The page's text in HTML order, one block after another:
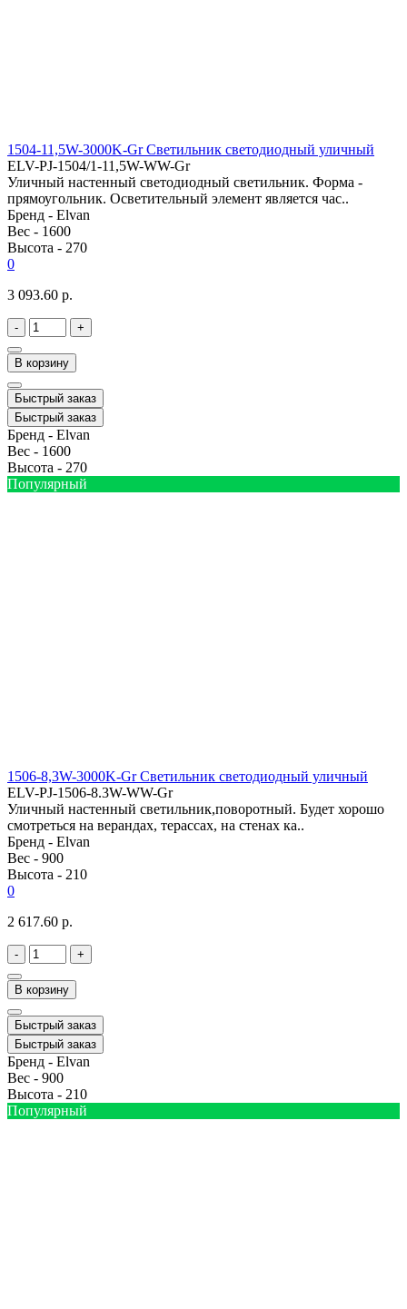
1504-11,5W-3000K-Gr Светильник светодиодный уличный
ELV-PJ-1504/1-11,5W-WW-Gr
Уличный настенный светодиодный светильник. Форма -
прямоугольник. Осветительный элемент является час..
Бренд - Elvan
Вес - 1600
Высота - 270
0
3 093.60 р.
- +
В корзину
Быстрый заказ
Быстрый заказ
Бренд - Elvan
Вес - 1600
Высота - 270
Популярный
1506-8,3W-3000K-Gr Светильник светодиодный уличный
ELV-PJ-1506-8.3W-WW-Gr
Уличный настенный светильник,поворотный. Будет хорошо
смотреться на верандах, терассах, на стенах ка..
Бренд - Elvan
Вес - 900
Высота - 210
0
2 617.60 р.
- +
В корзину
Быстрый заказ
Быстрый заказ
Бренд - Elvan
Вес - 900
Высота - 210
Популярный